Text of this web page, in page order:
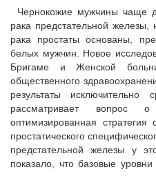
Чернокожие мужчины чаще
рака предстательной железы,
рака простаты основаны,
белых мужчин. Новое
Бригаме и Женской
общественного
результаты
рассматривает вопрос
оптимизированная
простатического
предстательной железы у
показало, что базовые